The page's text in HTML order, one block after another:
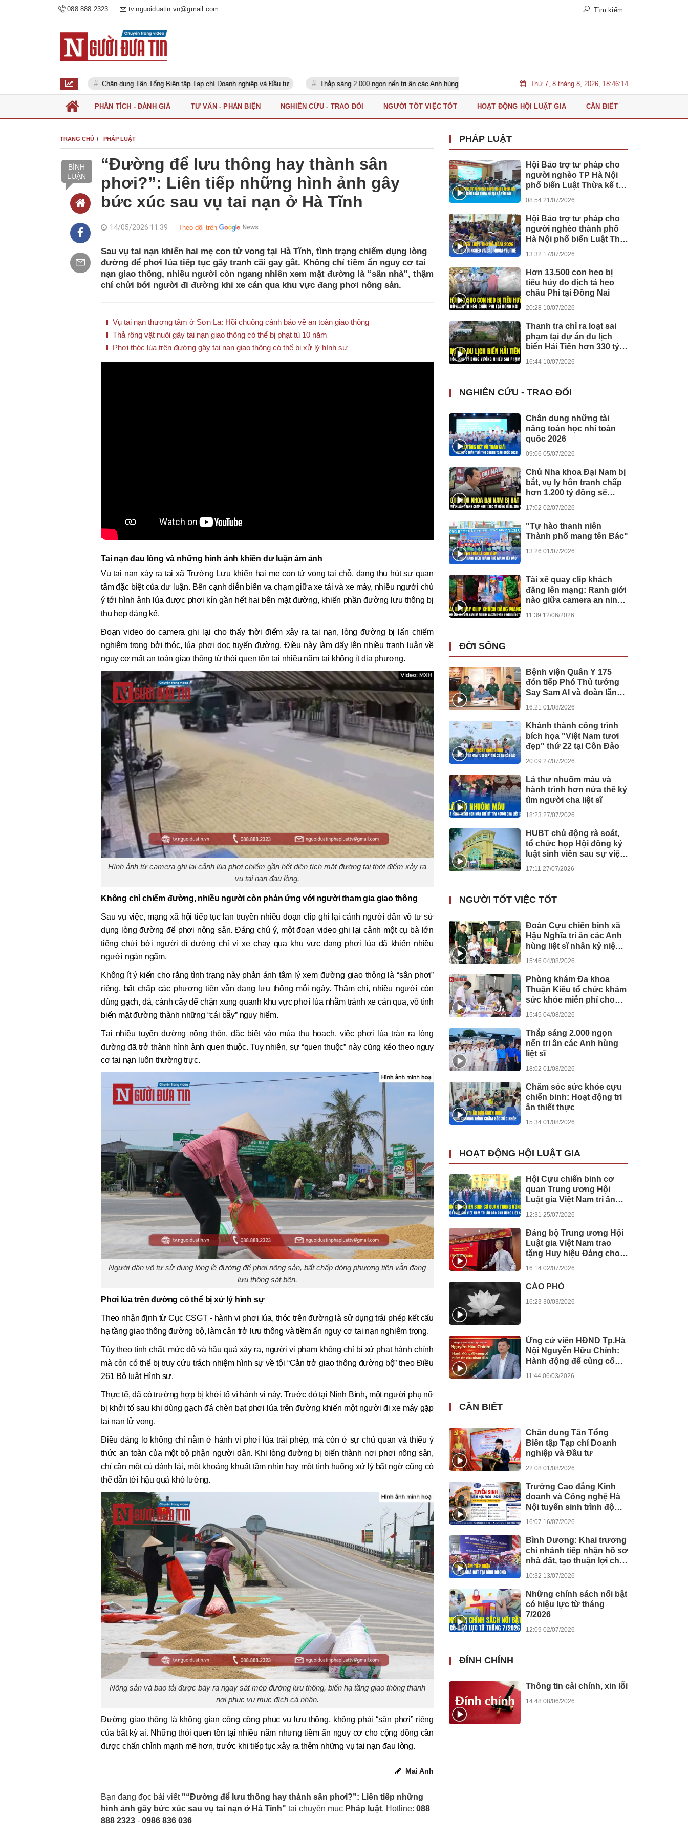
088 888 2323 tv.nguoiduatin.vn@gmail.com Tìm kiếm
Chân dung Tân Tổng Biên tập Tạp chí Doanh nghiệp và Đầu tư Thắp sáng 2.000 ngọn nến tri ân các Anh hùng liệt sĩ Bệnh viện Quân Y 175 đón tiếp Phó Thủ tướng Say Sam Al và đoàn lãnh
Thứ 7, 8 tháng 8, 2026, 18:46:15
PHÂN TÍCH - ĐÁNH GIÁ TƯ VẤN - PHẢN BIỆN NGHIÊN CỨU - TRAO ĐỔI NGƯỜI TỐT VIỆC TỐT HOẠT ĐỘNG HỘI LUẬT GIA CẦN BIẾT
TRANG CHỦ PHÁP LUẬT
BÌNH
LUẬN
“Đường để lưu thông hay thành sân
phơi?”: Liên tiếp những hình ảnh gây
bức xúc sau vụ tai nạn ở Hà Tĩnh
14/05/2026 11:39 Theo dõi trên
Sau vụ tai nạn khiến hai mẹ con tử vong tại Hà Tĩnh, tình trạng chiếm dụng lòng
đường để phơi lúa tiếp tục gây tranh cãi gay gắt. Không chỉ tiềm ẩn nguy cơ tai
nạn giao thông, nhiều người còn ngang nhiên xem mặt đường là “sân nhà”, thậm
chí chửi bới người đi đường khi xe cán qua khu vực đang phơi nông sản.
Vụ tai nạn thương tâm ở Sơn La: Hồi chuông cảnh báo về an toàn giao thông
Thả rông vật nuôi gây tai nạn giao thông có thể bị phạt tù 10 năm
Phơi thóc lúa trên đường gây tai nạn giao thông có thể bị xử lý hình sự
Tai nạn đau lòng và những hình ảnh khiến dư luận ám ảnh
Vụ tai nạn xảy ra tại xã Trường Lưu khiến hai mẹ con tử vong tại chỗ, đang thu hút sự quan
tâm đặc biệt của dư luận. Bên cạnh diễn biến va chạm giữa xe tải và xe máy, nhiều người chú
ý tới hình ảnh lúa được phơi kín gần hết hai bên mặt đường, khiến phần đường lưu thông bị
thu hẹp đáng kể.
Đoạn video do camera ghi lại cho thấy thời điểm xảy ra tai nạn, lòng đường bị lấn chiếm
nghiêm trọng bởi thóc, lúa phơi dọc tuyến đường. Điều này làm dấy lên nhiều tranh luận về
nguy cơ mất an toàn giao thông từ thói quen tồn tại nhiều năm tại không ít địa phương.
Hình ảnh từ camera ghi lại cảnh lúa phơi chiếm gần hết diện tích mặt đường tại thời điểm xảy ra
vụ tai nạn đau lòng.
Không chỉ chiếm đường, nhiều người còn phản ứng với người tham gia giao thông
Sau vụ việc, mạng xã hội tiếp tục lan truyền nhiều đoạn clip ghi lại cảnh người dân vô tư sử
dụng lòng đường để phơi nông sản. Đáng chú ý, một đoạn video ghi lại cảnh một cụ bà lớn
tiếng chửi bới người đi đường chỉ vì xe chạy qua khu vực đang phơi lúa đã khiến nhiều
người ngán ngẩm.
Không ít ý kiến cho rằng tình trạng này phản ánh tâm lý xem đường giao thông là “sân phơi”
riêng, bất chấp các phương tiện vẫn đang lưu thông mỗi ngày. Thậm chí, nhiều người còn
dùng gạch, đá, cành cây để chặn xung quanh khu vực phơi lúa nhằm tránh xe cán qua, vô tình
biến mặt đường thành những “cái bẫy” nguy hiểm.
Tại nhiều tuyến đường nông thôn, đặc biệt vào mùa thu hoạch, việc phơi lúa tràn ra lòng
đường đã trở thành hình ảnh quen thuộc. Tuy nhiên, sự “quen thuộc” này cũng kéo theo nguy
cơ tai nạn luôn thường trực.
Người dân vô tư sử dụng lòng lề đường để phơi nông sản, bất chấp dòng phương tiện vẫn đang
lưu thông sát bên.
Phơi lúa trên đường có thể bị xử lý hình sự
Theo nhận định từ Cục CSGT - hành vi phơi lúa, thóc trên đường là sử dụng trái phép kết cấu
hạ tầng giao thông đường bộ, làm cản trở lưu thông và tiềm ẩn nguy cơ tai nạn nghiêm trọng.
Tùy theo tính chất, mức độ và hậu quả xảy ra, người vi phạm không chỉ bị xử phạt hành chính
mà còn có thể bị truy cứu trách nhiệm hình sự về tội “Cản trở giao thông đường bộ” theo Điều
261 Bộ luật Hình sự.
Thực tế, đã có trường hợp bị khởi tố vì hành vi này. Trước đó tại Ninh Bình, một người phụ nữ
bị khởi tố sau khi dùng gạch đá chèn bạt phơi lúa trên đường khiến một người đi xe máy gặp
tai nạn tử vong.
Điều đáng lo không chỉ nằm ở hành vi phơi lúa trái phép, mà còn ở sự chủ quan và thiếu ý
thức an toàn của một bộ phận người dân. Khi lòng đường bị biến thành nơi phơi nông sản,
chỉ cần một cú đánh lái, một khoảng khuất tầm nhìn hay một tình huống xử lý bất ngờ cũng có
thể dẫn tới hậu quả khó lường.
Nông sản và bao tải được bày ra ngay sát mép đường lưu thông, biến hạ tầng giao thông thành
nơi phục vụ mục đích cá nhân.
Đường giao thông là không gian công cộng phục vụ lưu thông, không phải “sân phơi” riêng
của bất kỳ ai. Những thói quen tồn tại nhiều năm nhưng tiềm ẩn nguy cơ cho cộng đồng cần
được chấn chỉnh mạnh mẽ hơn, trước khi tiếp tục xảy ra thêm những vụ tai nạn đau lòng.
Mai Anh
Bạn đang đọc bài viết "“Đường để lưu thông hay thành sân phơi?”: Liên tiếp những
hình ảnh gây bức xúc sau vụ tai nạn ở Hà Tĩnh" tại chuyên mục Pháp luật. Hotline: 088
888 2323 - 0986 836 036
PHÁP LUẬT
Hội Bảo trợ tư pháp cho
người nghèo TP Hà Nội
phổ biến Luật Thừa kế tại
08:54 21/07/2026
Hội Bảo trợ tư pháp cho
người nghèo thành phố
Hà Nội phổ biến Luật Thủ
13:32 17/07/2026
Hơn 13.500 con heo bị
tiêu hủy do dịch tả heo
châu Phi tại Đồng Nai
20:28 10/07/2026
Thanh tra chỉ ra loạt sai
phạm tại dự án du lịch
biển Hải Tiến hơn 330 tỷ
16:44 10/07/2026
NGHIÊN CỨU - TRAO ĐỔI
Chân dung những tài
năng toán học nhí toàn
quốc 2026
09:06 05/07/2026
Chủ Nha khoa Đại Nam bị
bắt, vụ ly hôn tranh chấp
hơn 1.200 tỷ đồng sẽ
17:02 02/07/2026
"Tự hào thanh niên
Thành phố mang tên Bác"
13:26 01/07/2026
Tài xế quay clip khách
đăng lên mạng: Ranh giới
nào giữa camera an ninh
11:39 12/06/2026
ĐỜI SỐNG
Bệnh viện Quân Y 175
đón tiếp Phó Thủ tướng
Say Sam Al và đoàn lãnh
16:21 01/08/2026
Khánh thành công trình
bích họa "Việt Nam tươi
đẹp" thứ 22 tại Côn Đảo
20:09 27/07/2026
Lá thư nhuốm máu và
hành trình hơn nửa thế kỷ
tìm người cha liệt sĩ
18:23 27/07/2026
HUBT chủ động rà soát,
tổ chức họp Hội đồng kỷ
luật sinh viên sau sự việc
17:11 27/07/2026
NGƯỜI TỐT VIỆC TỐT
Đoàn Cựu chiến binh xã
Hậu Nghĩa tri ân các Anh
hùng liệt sĩ nhân kỷ niệm
15:46 04/08/2026
Phòng khám Đa khoa
Thuận Kiều tổ chức khám
sức khỏe miễn phí cho
15:45 04/08/2026
Thắp sáng 2.000 ngọn
nến tri ân các Anh hùng
liệt sĩ
18:02 01/08/2026
Chăm sóc sức khỏe cựu
chiến binh: Hoạt động tri
ân thiết thực
15:34 01/08/2026
HOẠT ĐỘNG HỘI LUẬT GIA
Hội Cựu chiến binh cơ
quan Trung ương Hội
Luật gia Việt Nam tri ân
12:31 25/07/2026
Đảng bộ Trung ương Hội
Luật gia Việt Nam trao
tặng Huy hiệu Đảng cho
16:14 02/07/2026
CÁO PHÓ
16:23 30/03/2026
Ứng cử viên HĐND Tp.Hà
Nội Nguyễn Hữu Chính:
Hành động để củng cố
11:44 06/03/2026
CẦN BIẾT
Chân dung Tân Tổng
Biên tập Tạp chí Doanh
nghiệp và Đầu tư
22:08 01/08/2026
Trường Cao đẳng Kinh
doanh và Công nghệ Hà
Nội tuyển sinh trình độ
16:07 16/07/2026
Bình Dương: Khai trương
chi nhánh tiếp nhận hồ sơ
nhà đất, tạo thuận lợi cho
10:32 13/07/2026
Những chính sách nổi bật
có hiệu lực từ tháng
7/2026
12:09 02/07/2026
ĐÍNH CHÍNH
Thông tin cải chính, xin lỗi
14:48 08/06/2026